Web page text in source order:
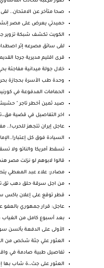
صحا متأخر عن الامتحان..
حميدتي يعرض على مصر
الكويت تكشف شبكة تزوير جنسية عمرها
لقى سائق مصرعه إثر
قرى اقليم مديرية جرجا
خلال جولة ميدانية
وحدة طب الأسرة بحجازة
الحمامات المدفوعة في
صيد ثمين أخطر تاجر "
اخر التفاصيل في قضية
عاجل إيران تتجهز للحرب!..
السيادة فوق كل
تسقط أمريكا والناتو ولا
قالوا لابوهم لو نزلت مصر
مصادر: علاء عبد المعطي
من اجل سرقة حلق دهب تق.تل
قطر توقع على إعلان باكس
عاجل: قرار جمهوري
بعد أسبوع كامل من الغياب
الأولى على الدفعة بألسن
العثور علي جثة شخص من
تفاصيل طبية صادمة في
العثور على جث،،ة شاب بها